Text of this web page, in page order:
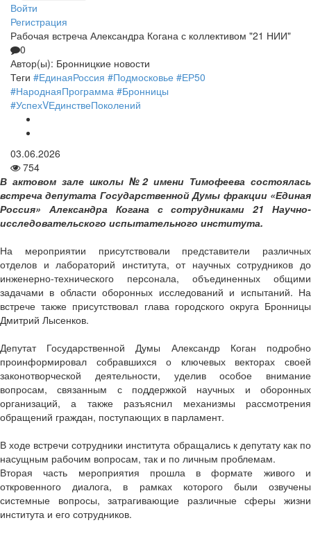
Войти
Регистрация
Рабочая встреча Александра Когана с коллективом "21 НИИ"
0
Автор(ы): Бронницкие новости
Теги #ЕдинаяРоссия #Подмосковье #ЕР50
#НароднаяПрограмма #Бронницы
#УспехVЕдинствеПоколений
03.06.2026
754
В актовом зале школы №2 имени Тимофеева состоялась
встреча депутата Государственной Думы фракции «Единая
Россия» Александра Когана с сотрудниками 21 Научно-
исследовательского испытательного института.
На мероприятии присутствовали представители различных
отделов и лабораторий института, от научных сотрудников до
инженерно-технического персонала, объединенных общими
задачами в области оборонных исследований и испытаний. На
встрече также присутствовал глава городского округа Бронницы
Дмитрий Лысенков.
Депутат Государственной Думы Александр Коган подробно
проинформировал собравшихся о ключевых векторах своей
законотворческой деятельности, уделив особое внимание
вопросам, связанным с поддержкой научных и оборонных
организаций, а также разъяснил механизмы рассмотрения
обращений граждан, поступающих в парламент.
В ходе встречи сотрудники института обращались к депутату как по
насущным рабочим вопросам, так и по личным проблемам.
Вторая часть мероприятия прошла в формате живого и
откровенного диалога, в рамках которого были озвучены
системные вопросы, затрагивающие различные сферы жизни
института и его сотрудников.